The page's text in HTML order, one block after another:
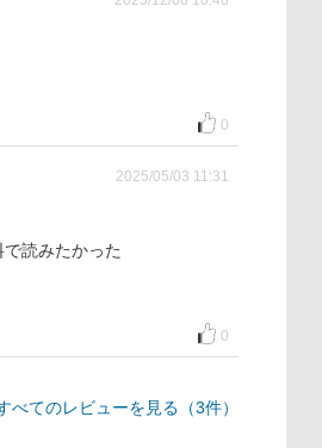
0
2025/05/03 11:31
読みたかった
0
べてのレビューを見る（3件）